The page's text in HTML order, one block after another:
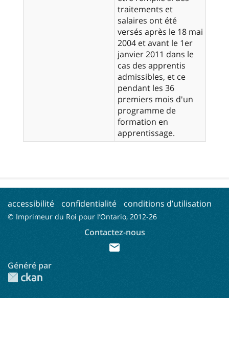
traitements et
salaires ont été
versés après le 18 mai
2004 et avant le 1er
janvier 2011 dans le
cas des apprentis
admissibles, et ce
pendant les 36
premiers mois d'un
programme de
formation en
apprentissage.
accessibilité confidentialité conditions d’utilisation
© Imprimeur du Roi pour l’Ontario, 2012-26
Contactez-nous
mail
Généré par